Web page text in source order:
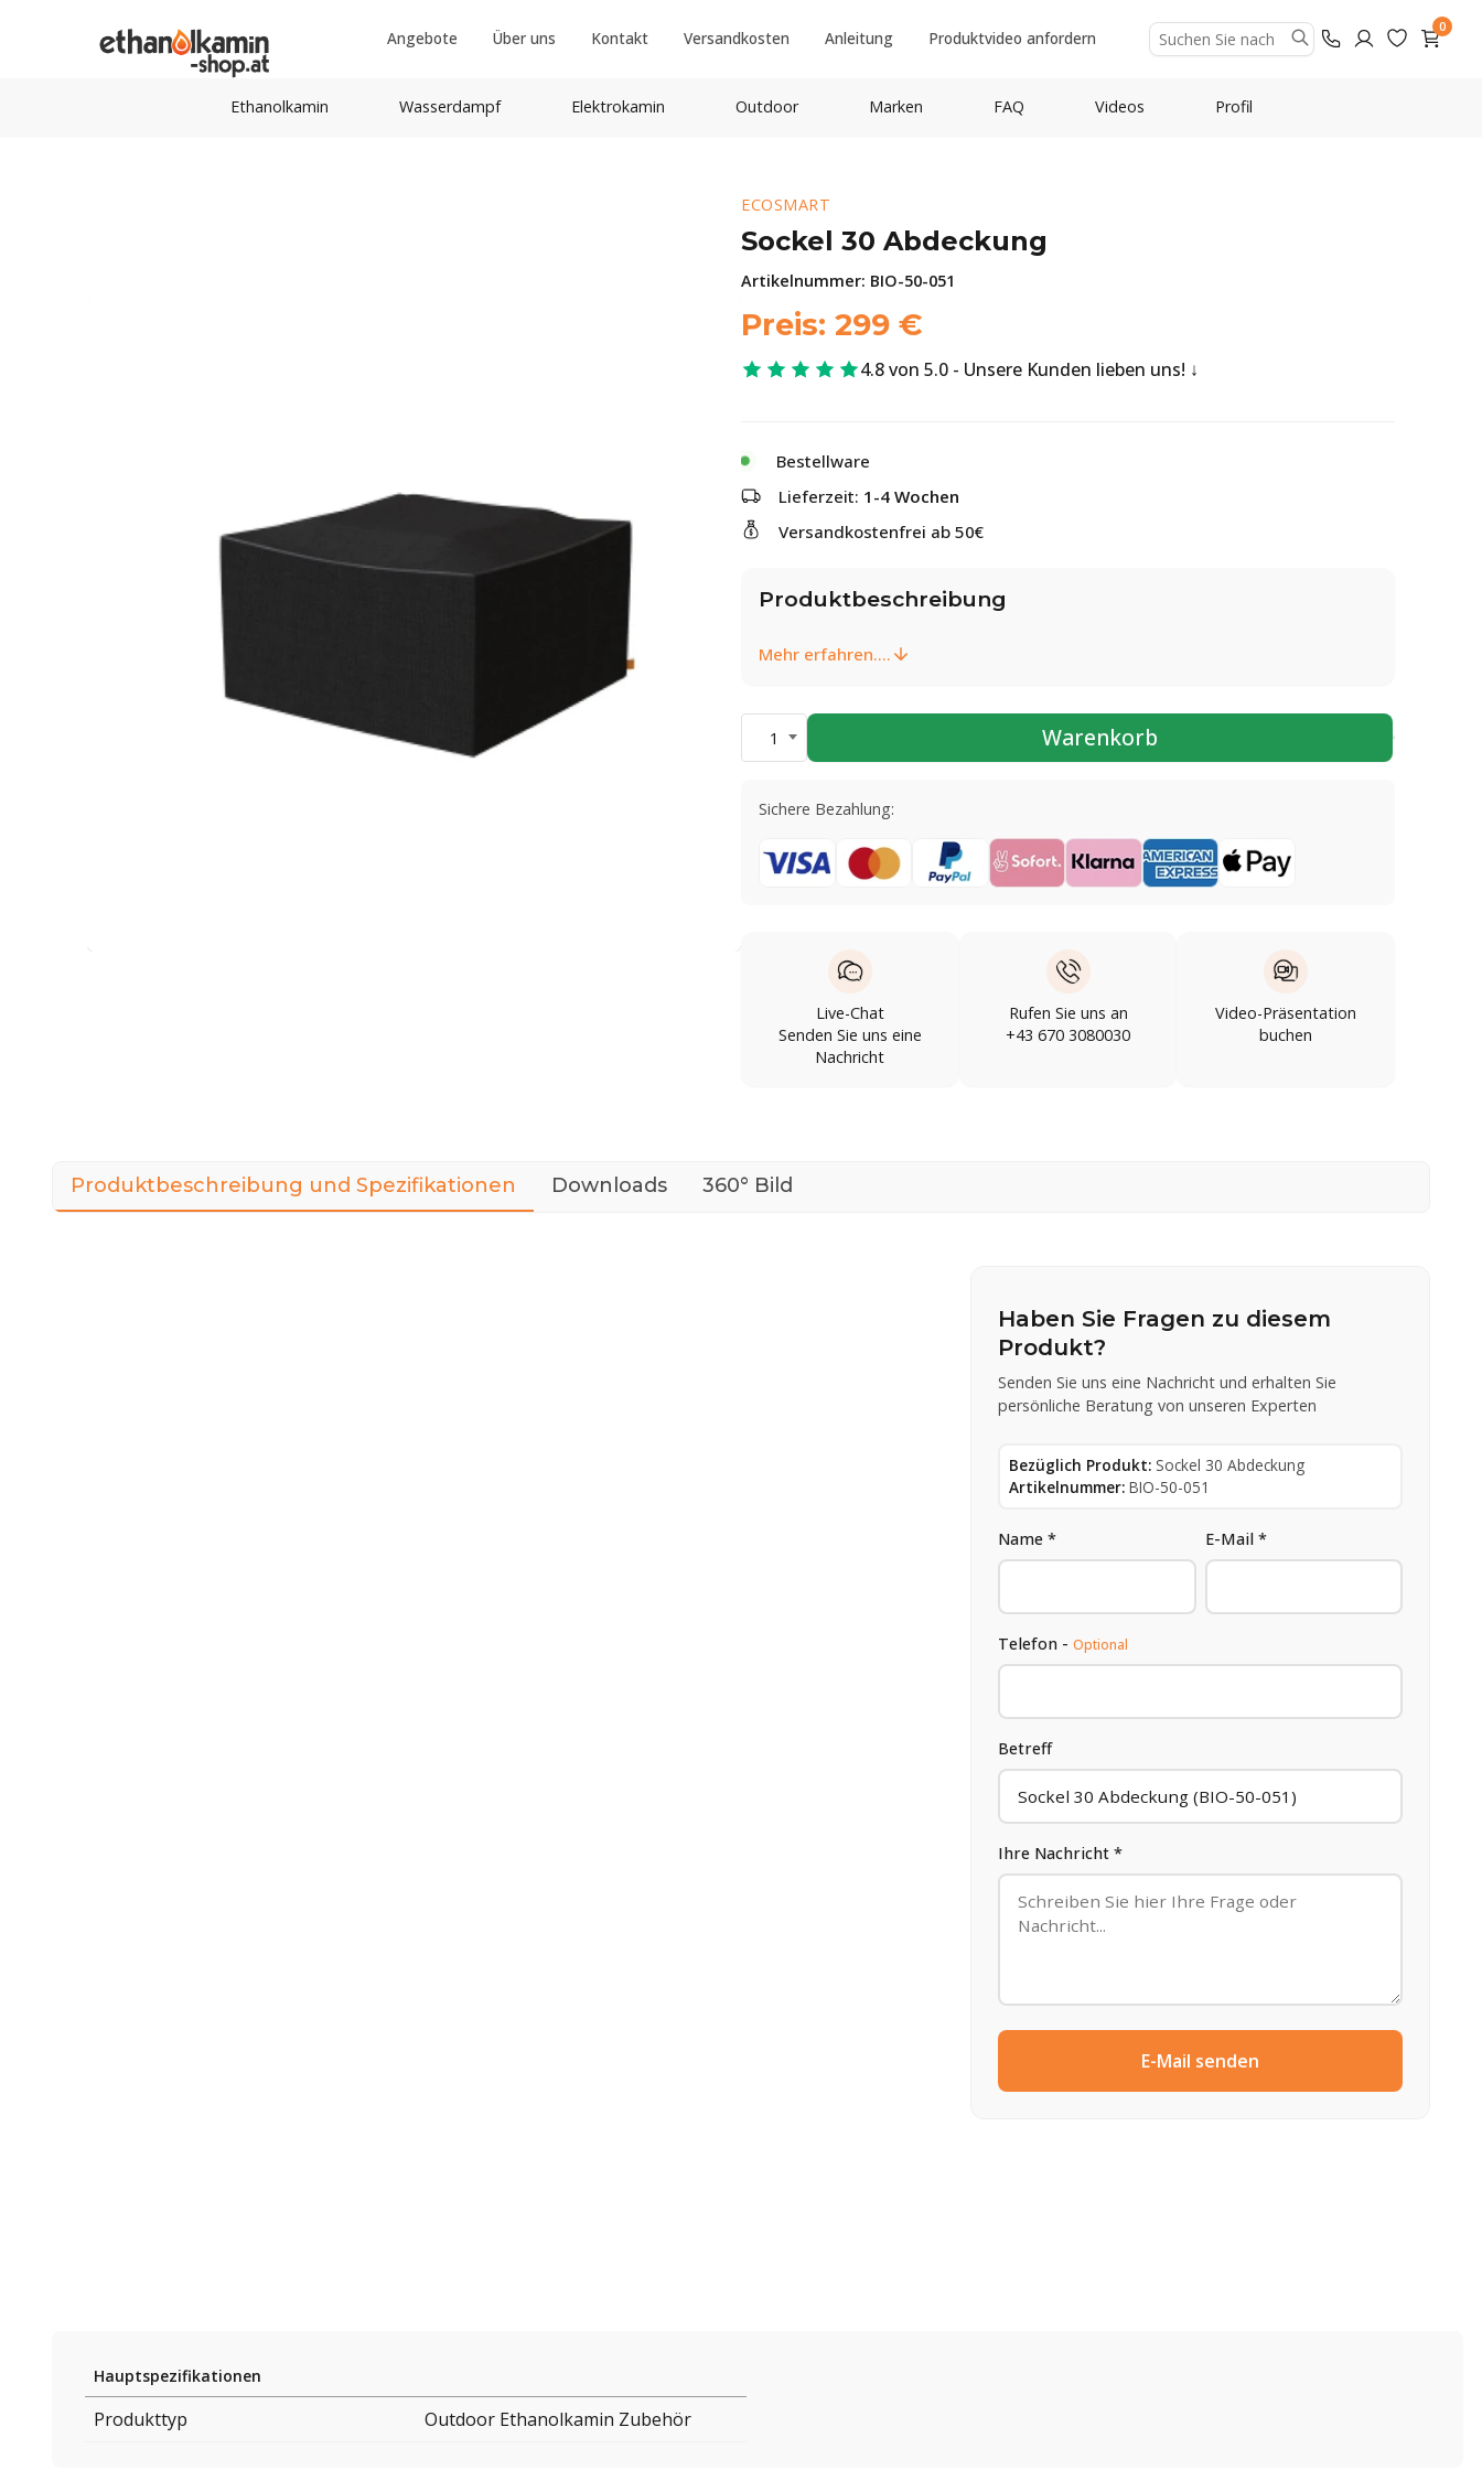
Angebote Über uns Kontakt Versandkosten Anleitung Produktvideo anfordern
0
Ethanolkamin Wasserdampf Elektrokamin Outdoor Marken FAQ Videos Profil
ECOSMART
Sockel 30 Abdeckung
Artikelnummer: BIO-50-051
Preis: 299 €
4.8 von 5.0 - Unsere Kunden lieben uns!
Bestellware
Lieferzeit: 1-4 Wochen
Versandkostenfrei ab 50€
Produktbeschreibung
Mehr erfahren....
1 Warenkorb
Sichere Bezahlung:
Live-Chat
Senden Sie uns eine
Nachricht
Rufen Sie uns an
+43 670 3080030
Video-Präsentation
buchen
Produktbeschreibung und Spezifikationen Downloads 360° Bild
Haben Sie Fragen zu diesem
Produkt?
Senden Sie uns eine Nachricht und erhalten Sie
persönliche Beratung von unseren Experten
Bezüglich Produkt: Sockel 30 Abdeckung
Artikelnummer: BIO-50-051
Name * E-Mail *
Telefon -Optional
Betreff
Ihre Nachricht *
E-Mail senden
Hauptspezifikationen
Produkttyp Outdoor Ethanolkamin Zubehör